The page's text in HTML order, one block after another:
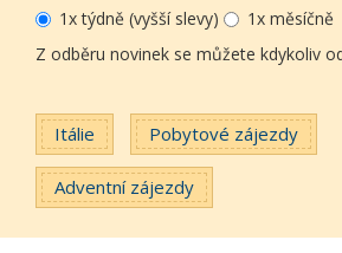
1x týdně (vyšší slevy)
1x měsíčně
Z odběru novinek se můžete kdykoliv
Itálie Pobytové zájezdy
Adventní zájezdy